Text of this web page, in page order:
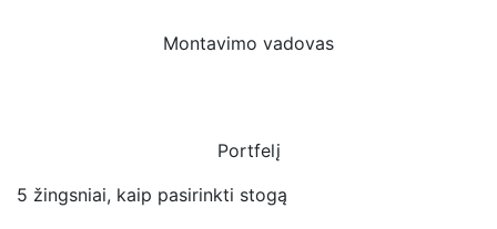
Montavimo vadovas
Portfelį
5 žingsniai, kaip pasirinkti stogą